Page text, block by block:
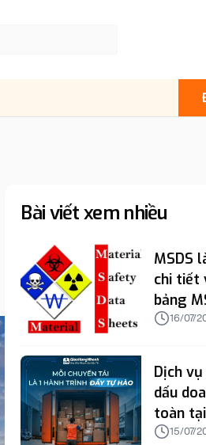
Bài viết xem nhiều
MSDS
chi tiết
bảng
16/07/
Dịch
dấu
toàn tại
15/07/